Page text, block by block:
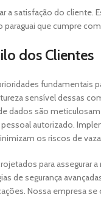
a satisfação do
que cumpre
dos Clientes
sensível dessas
dados são
autorizado.
os riscos de
para assegurar
de segurança
Nossa empresa